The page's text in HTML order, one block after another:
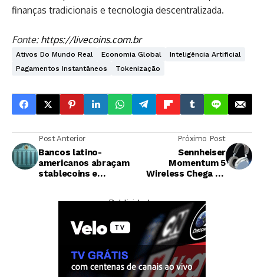
finanças tradicionais e tecnologia descentralizada.
Fonte: https://livecoins.com.br
Ativos Do Mundo Real Economia Global
Inteligência Artificial
Pagamentos Instantâneos
Tokenização
Post Anterior
Bancos latino-
americanos abraçam
stablecoins e
Próximo Post
Sennheiser
Momentum 5
Wireless Chega ao
e ANC Melhorado
— Publicidade —